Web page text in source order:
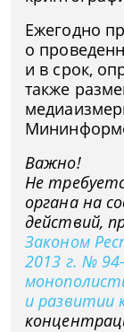
Ежегодно
о
и в срок,
также
Важно!
Не
органа на
действий,
Законом
2013 г. №
и развитии